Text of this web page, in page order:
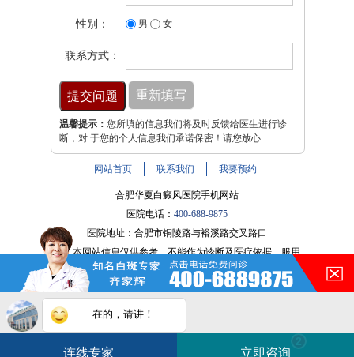
性别： 男 女
联系方式：
温馨提示： 您所填的信息我们将及时反馈给医生进行诊
断，对 于您的个人信息我们承诺保密！请您放心
网站首页 联系我们 我要预约
合肥华夏白癜风医院手机网站
医院电话： 400-688-9875
医院地址：合肥市铜陵路与裕溪路交叉路口
注：本网站信息仅供参考，不能作为诊断及医疗依据，服用
药物或进行治疗时请遵医嘱。如有转载或引用文章涉及版权
问题，请与我们联系。
皖ICP备16014022号-9
皖公网安备 34010202600947号
在的，请讲！
连线专家 立即咨询
白斑在线问医生